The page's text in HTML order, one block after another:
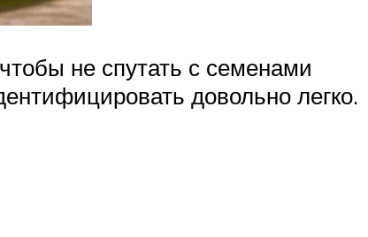
не спутать с семенами
довольно легко.